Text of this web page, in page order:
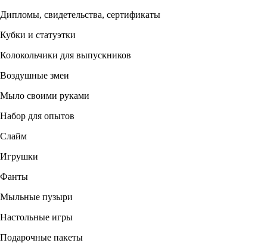
Дипломы, свидетельства, сертификаты
Кубки и статуэтки
Колокольчики для выпускников
Воздушные змеи
Мыло своими руками
Набор для опытов
Слайм
Игрушки
Фанты
Мыльные пузыри
Настольные игры
Подарочные пакеты